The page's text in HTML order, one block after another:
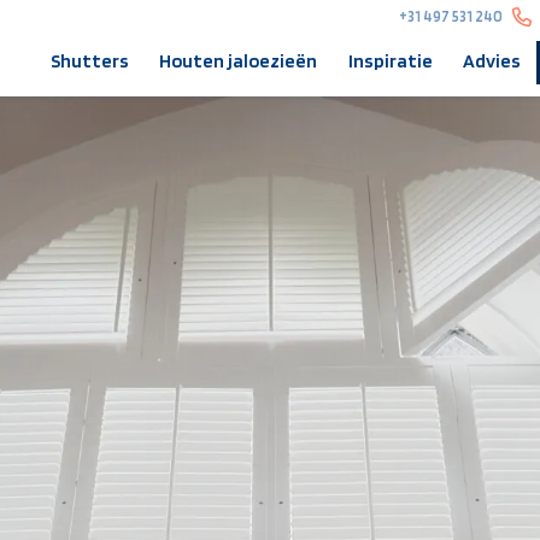
+31 497 531 240
Shutters Houten jaloezieën Inspiratie Advies